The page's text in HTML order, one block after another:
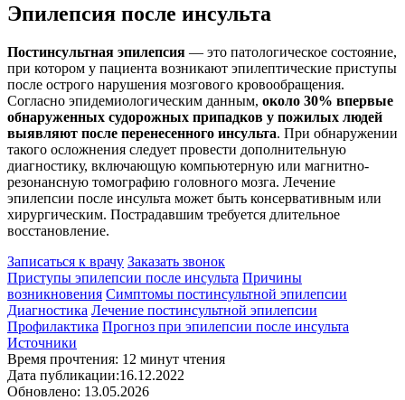
Эпилепсия после инсульта
Постинсультная эпилепсия — это патологическое состояние,
при котором у пациента возникают эпилептические приступы
после острого нарушения мозгового кровообращения.
Согласно эпидемиологическим данным, около 30% впервые
обнаруженных судорожных припадков у пожилых людей
выявляют после перенесенного инсульта. При обнаружении
такого осложнения следует провести дополнительную
диагностику, включающую компьютерную или магнитно-
резонансную томографию головного мозга. Лечение
эпилепсии после инсульта может быть консервативным или
хирургическим. Пострадавшим требуется длительное
восстановление.
Записаться к врачу Заказать звонок
Приступы эпилепсии после инсульта Причины
возникновения Симптомы постинсультной эпилепсии
Диагностика Лечение постинсультной эпилепсии
Профилактика Прогноз при эпилепсии после инсульта
Источники
Время прочтения: 12 минут чтения
Дата публикации:16.12.2022
Обновлено: 13.05.2026